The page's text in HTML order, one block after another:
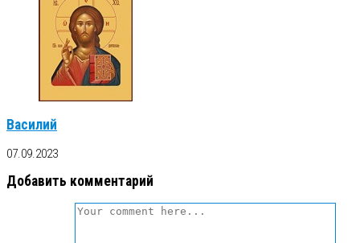
Василий
07.09.2023
Добавить комментарий